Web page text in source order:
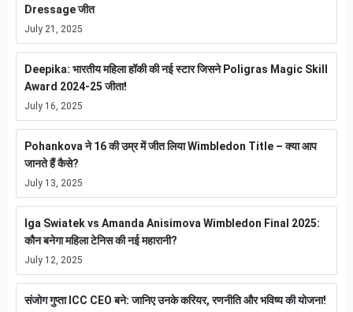
Dressage जीत
July 21, 2025
Deepika: भारतीय महिला हॉकी की नई स्टार जिसने Poligras Magic Skill
Award 2024-25 जीता!
July 16, 2025
Pohankova ने 16 की उम्र में जीत लिया Wimbledon Title – क्या आप
जानते हैं कैसे?
July 13, 2025
Iga Swiatek vs Amanda Anisimova Wimbledon Final 2025:
कौन बनेगा महिला टेनिस की नई महारानी?
July 12, 2025
संजोग गुप्ता ICC CEO बने: जानिए उनके करियर, रणनीति और भविष्य की योजना!